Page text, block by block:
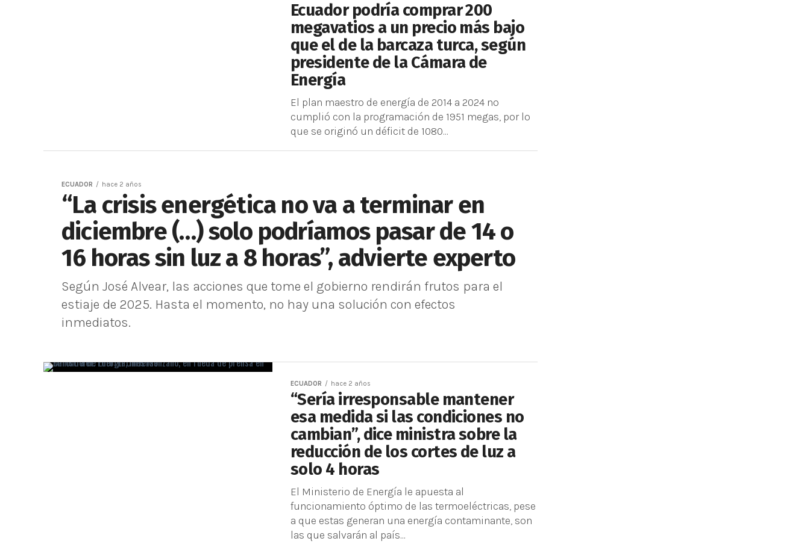
Ecuador podría comprar 200
megavatios a un precio más bajo
que el de la barcaza turca, según
presidente de la Cámara de
Energía
El plan maestro de energía de 2014 a 2024 no
cumplió con la programación de 1951 megas, por lo
que se originó un déficit de 1080...
ECUADOR hace 2 años
“La crisis energética no va a terminar en
diciembre (…) solo podríamos pasar de 14 o
16 horas sin luz a 8 horas”, advierte experto
Según José Alvear, las acciones que tome el gobierno rendirán frutos para el
estiaje de 2025. Hasta el momento, no hay una solución con efectos
inmediatos.
ECUADOR hace 2 años
“Sería irresponsable mantener
esa medida si las condiciones no
cambian”, dice ministra sobre la
reducción de los cortes de luz a
solo 4 horas
El Ministerio de Energía le apuesta al
funcionamiento óptimo de las termoeléctricas, pese
a que estas generan una energía contaminante, son
las que salvarán al país...